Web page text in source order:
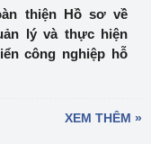
thiện Hồ sơ về
lý và thực hiện
công nghiệp hỗ
XEM THÊM »